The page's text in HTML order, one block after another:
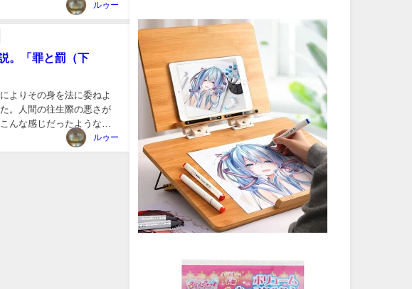
ルゥー
。「罪と罰（下
よりその身を法に委ねよ
。人間の往生際の悪さが
んな感じだったような・
ルゥー